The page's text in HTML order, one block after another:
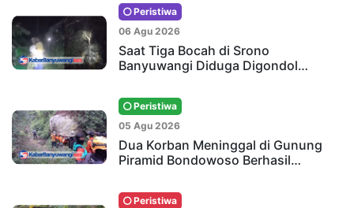
Peristiwa
06 Agu 2026
Saat Tiga Bocah di Srono
Banyuwangi Diduga Digondol…
Peristiwa
05 Agu 2026
Dua Korban Meninggal di Gunung
Piramid Bondowoso Berhasil…
Peristiwa